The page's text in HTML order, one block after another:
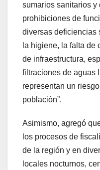
sumarios sanitarios y
prohibiciones de
diversas deficiencias
la higiene, la falta de
de infraestructura,
filtraciones de aguas
representan un
población”.
Asimismo, agregó
los procesos de
de la región y en
locales nocturnos,